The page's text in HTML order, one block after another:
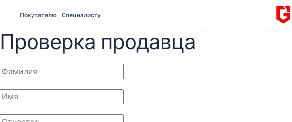
Покупателю Специалисту
Проверка продавца